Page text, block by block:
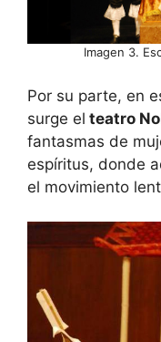
Imagen 3.
Por su parte, en
surge el teatro
fantasmas de
espíritus, donde
el movimiento